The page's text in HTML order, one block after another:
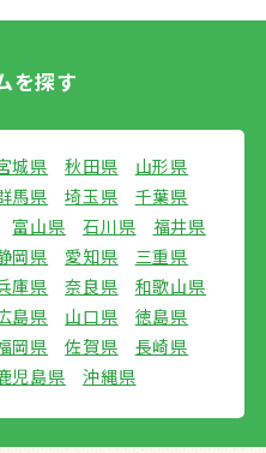
を探す
城県 秋田県
山形県
馬県 埼玉県
千葉県
富山県 石川県
福井県
岡県 愛知県
三重県
庫県 奈良県
和歌山県
島県 山口県
徳島県
岡県 佐賀県
長崎県
児島県 沖縄県